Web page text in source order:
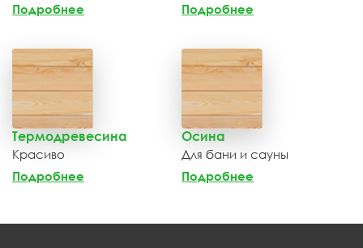
Подробнее
Подробнее
Термодревесина
Красиво
Подробнее
Осина
Для бани и сауны
Подробнее